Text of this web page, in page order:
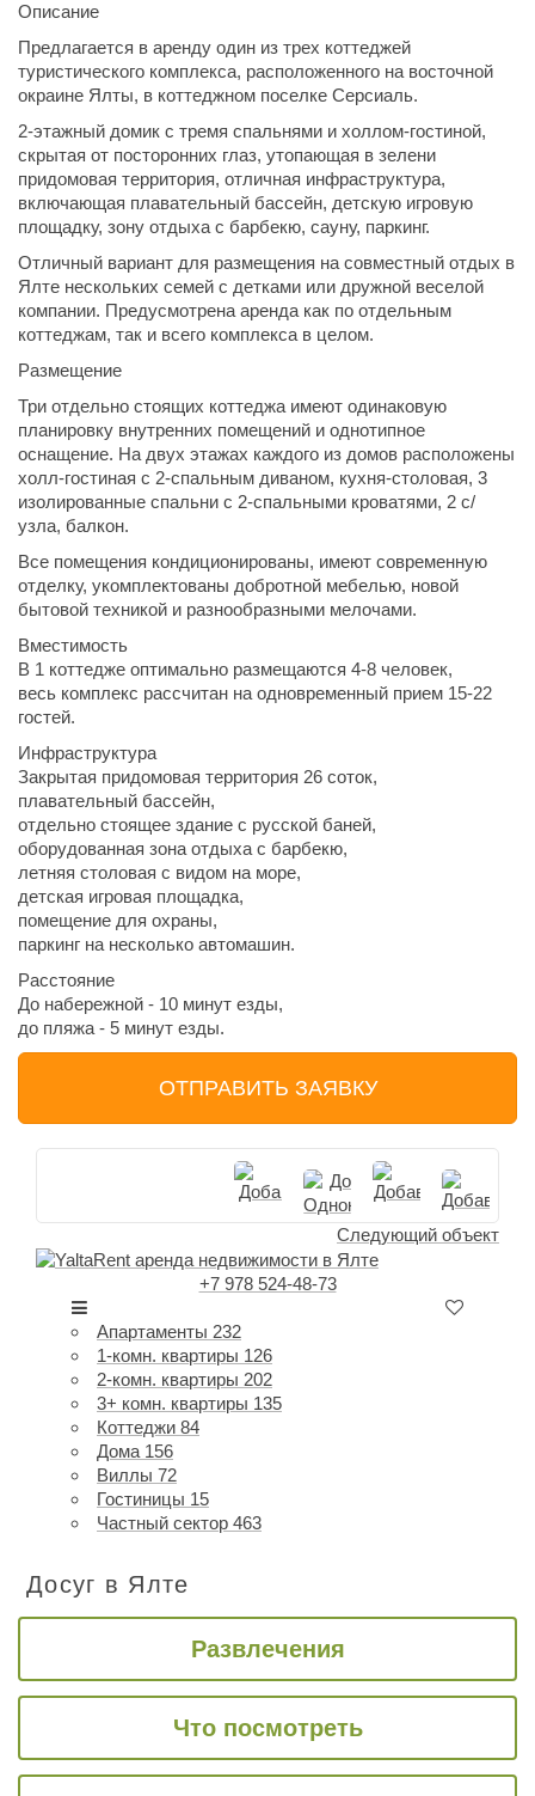
Описание
Предлагается в аренду один из трех коттеджей
туристического комплекса, расположенного на восточной
окраине Ялты, в коттеджном поселке Серсиаль.
2-этажный домик с тремя спальнями и холлом-гостиной,
скрытая от посторонних глаз, утопающая в зелени
придомовая территория, отличная инфраструктура,
включающая плавательный бассейн, детскую игровую
площадку, зону отдыха с барбекю, сауну, паркинг.
Отличный вариант для размещения на совместный отдых в
Ялте нескольких семей с детками или дружной веселой
компании. Предусмотрена аренда как по отдельным
коттеджам, так и всего комплекса в целом.
Размещение
Три отдельно стоящих коттеджа имеют одинаковую
планировку внутренних помещений и однотипное
оснащение. На двух этажах каждого из домов расположены
холл-гостиная с 2-спальным диваном, кухня-столовая, 3
изолированные спальни с 2-спальными кроватями, 2 с/
узла, балкон.
Все помещения кондиционированы, имеют современную
отделку, укомплектованы добротной мебелью, новой
бытовой техникой и разнообразными мелочами.
Вместимость
В 1 коттедже оптимально размещаются 4-8 человек,
весь комплекс рассчитан на одновременный прием 15-22
гостей.
Инфраструктура
Закрытая придомовая территория 26 соток,
плавательный бассейн,
отдельно стоящее здание с русской баней,
оборудованная зона отдыха с барбекю,
летняя столовая с видом на море,
детская игровая площадка,
помещение для охраны,
паркинг на несколько автомашин.
Расстояние
До набережной - 10 минут езды,
до пляжа - 5 минут езды.
ОТПРАВИТЬ ЗАЯВКУ
Следующий объект
+7 978 524-48-73
Апартаменты 232
1-комн. квартиры 126
2-комн. квартиры 202
3+ комн. квартиры 135
Коттеджи 84
Дома 156
Виллы 72
Гостиницы 15
Частный сектор 463
Досуг в Ялте
Развлечения
Что посмотреть